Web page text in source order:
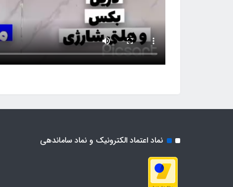
نماد اعتماد الکترونیک و نماد ساماندهی